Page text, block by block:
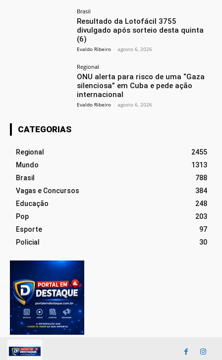
Brasil
Resultado da Lotofácil 3755
divulgado após sorteio desta quinta
(6)
Evaldo Ribeiro - agosto 6, 2026
Regional
ONU alerta para risco de uma “Gaza
silenciosa” em Cuba e pede ação
internacional
Evaldo Ribeiro - agosto 6, 2026
CATEGORIAS
Regional
2455
Mundo
1313
Brasil
788
Vagas e Concursos
384
Educação
248
Pop
203
Esporte
97
Policial
30